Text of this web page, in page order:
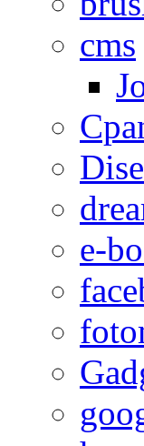
cms
e-